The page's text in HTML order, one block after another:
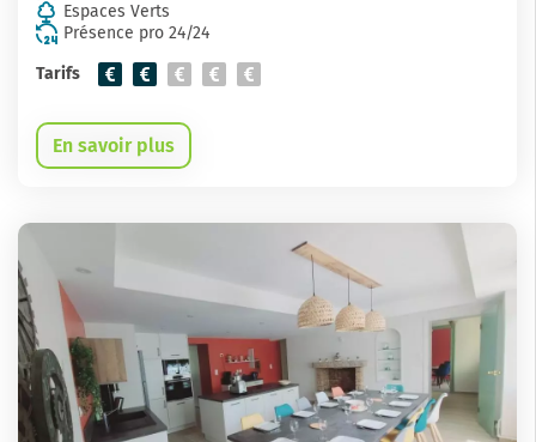
Espaces Verts
Présence pro 24/24
Tarifs
En savoir plus